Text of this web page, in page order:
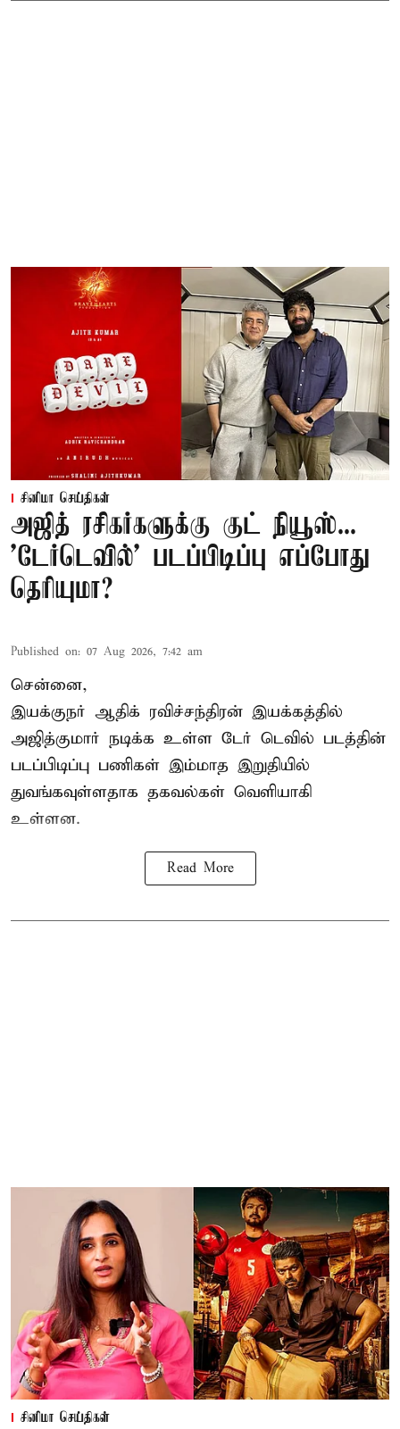
சினிமா செய்திகள்
அஜித் ரசிகர்களுக்கு குட் நியூஸ்...
'டேர்டெவில்' படப்பிடிப்பு எப்போது
தெரியுமா?
Published on: 07 Aug 2026, 7:42 am
சென்னை,
இயக்குநர் ஆதிக் ரவிச்சந்திரன் இயக்கத்தில்
அஜித்குமார் நடிக்க உள்ள டேர் டெவில் படத்தின்
படப்பிடிப்பு பணிகள் இம்மாத இறுதியில்
துவங்கவுள்ளதாக தகவல்கள் வெளியாகி
உள்ளன.
Read More
சினிமா செய்திகள்